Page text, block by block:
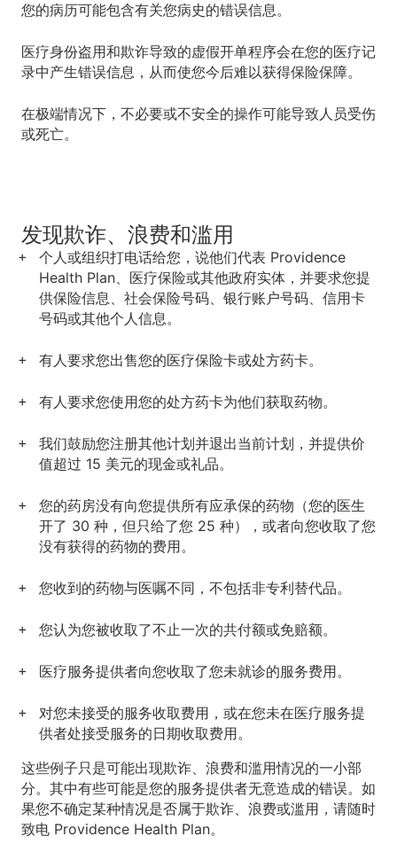
您的病历可能包含有关您病史的错误信息。
医疗身份盗用和欺诈导致的虚假开单程序会在您的医疗记
录中产生错误信息，从而使您今后难以获得保险保障。
在极端情况下，不必要或不安全的操作可能导致人员受伤
或死亡。
发现欺诈、浪费和滥用
个人或组织打电话给您，说他们代表 Providence
Health Plan、医疗保险或其他政府实体，并要求您提
供保险信息、社会保险号码、银行账户号码、信用卡
号码或其他个人信息。
有人要求您出售您的医疗保险卡或处方药卡。
有人要求您使用您的处方药卡为他们获取药物。
我们鼓励您注册其他计划并退出当前计划，并提供价
值超过 15 美元的现金或礼品。
您的药房没有向您提供所有应承保的药物（您的医生
开了 30 种，但只给了您 25 种），或者向您收取了您
没有获得的药物的费用。
您收到的药物与医嘱不同，不包括非专利替代品。
您认为您被收取了不止一次的共付额或免赔额。
医疗服务提供者向您收取了您未就诊的服务费用。
对您未接受的服务收取费用，或在您未在医疗服务提
供者处接受服务的日期收取费用。
这些例子只是可能出现欺诈、浪费和滥用情况的一小部
分。其中有些可能是您的服务提供者无意造成的错误。如
果您不确定某种情况是否属于欺诈、浪费或滥用，请随时
致电 Providence Health Plan。